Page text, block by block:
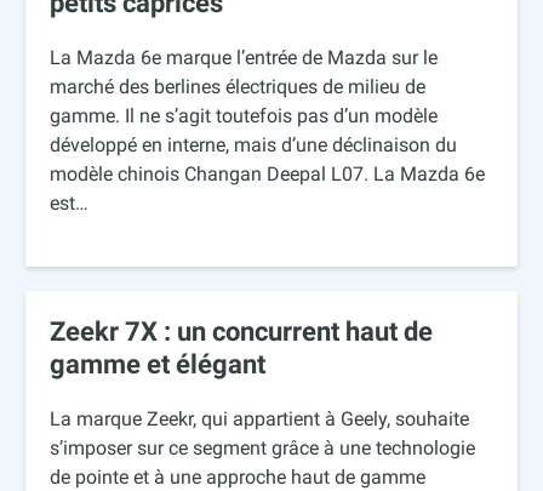
La Mazda 6e marque l’entrée de Mazda sur le
marché des berlines électriques de milieu de
gamme. Il ne s’agit toutefois pas d’un modèle
développé en interne, mais d’une déclinaison du
modèle chinois Changan Deepal L07. La Mazda 6e
est…
Zeekr 7X : un concurrent haut de
gamme et élégant
La marque Zeekr, qui appartient à Geely, souhaite
s’imposer sur ce segment grâce à une technologie
de pointe et à une approche haut de gamme